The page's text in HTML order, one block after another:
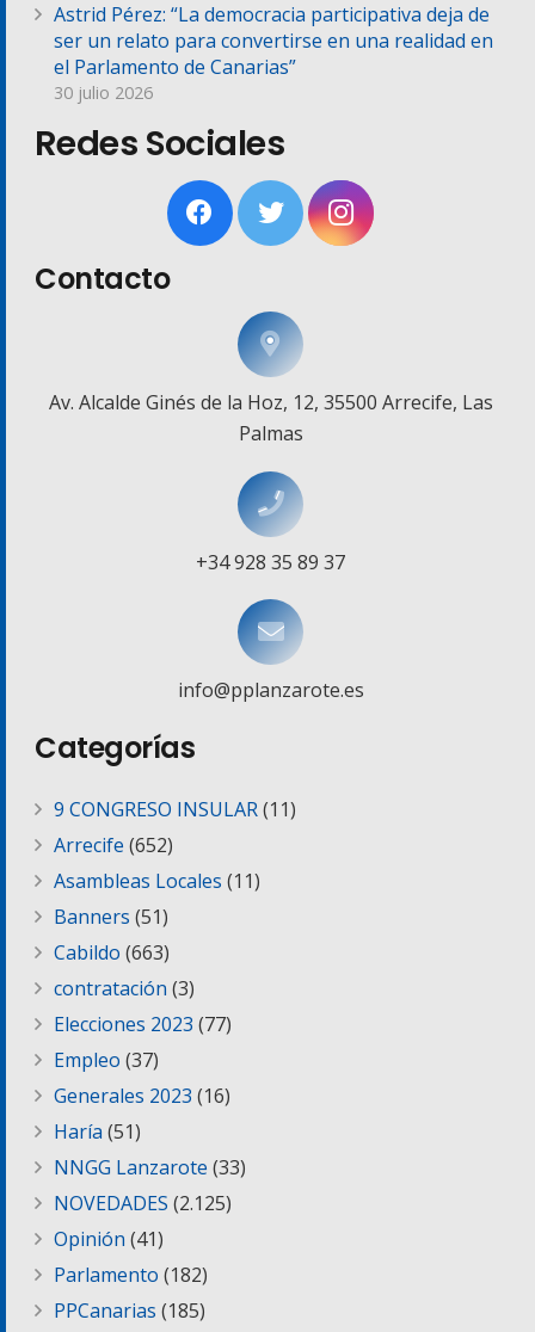
Astrid Pérez: “La democracia participativa deja de
ser un relato para convertirse en una realidad en
el Parlamento de Canarias”
30 julio 2026
Redes Sociales
Contacto
Av. Alcalde Ginés de la Hoz, 12, 35500 Arrecife, Las
Palmas
+34 928 35 89 37
info@pplanzarote.es
Categorías
9 CONGRESO INSULAR(11)
Arrecife (652)
Asambleas Locales (11)
Banners (51)
Cabildo (663)
contratación (3)
Elecciones 2023 (77)
Empleo (37)
Generales 2023 (16)
Haría (51)
NNGG Lanzarote (33)
NOVEDADES (2.125)
Opinión (41)
Parlamento (182)
PPCanarias (185)